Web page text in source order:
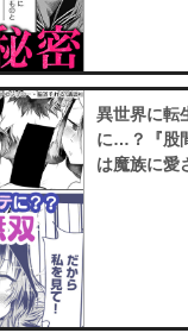
異世界に転
に…？『股
は魔族に愛